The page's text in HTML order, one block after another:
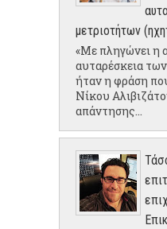
μετριοτήτων
«Με πληγώνει η
αυταρέσκεια
ήταν η φράση
Νίκου
απάντησης...